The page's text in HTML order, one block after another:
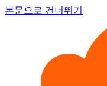
본문으로 건너뛰기